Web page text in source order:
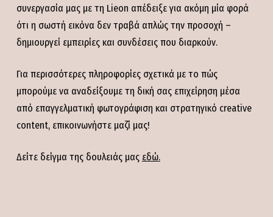
συνεργασία μας με τη Lieon απέδειξε για ακόμη μία φορά
ότι η σωστή εικόνα δεν τραβά απλώς την προσοχή –
δημιουργεί εμπειρίες και συνδέσεις που διαρκούν.
Για περισσότερες πληροφορίες σχετικά με το πώς
μπορούμε να αναδείξουμε τη δική σας επιχείρηση μέσα
από επαγγελματική φωτογράφιση και στρατηγικό creative
content, επικοινωνήστε μαζί μας!
Δείτε δείγμα της δουλειάς μας εδώ.